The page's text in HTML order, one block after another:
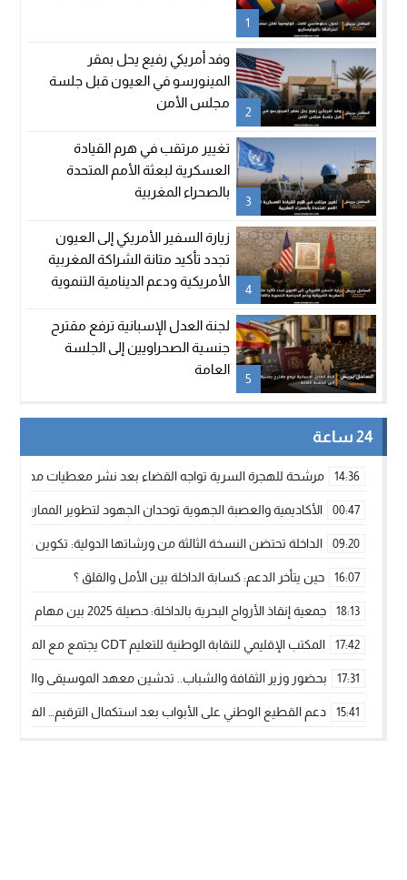
1
2
وفد أمريكي رفيع يحل بمقر
المينورسو في العيون قبل جلسة
مجلس الأمن
3
تغيير مرتقب في هرم القيادة
العسكرية لبعثة الأمم المتحدة
بالصحراء المغربية
4
زيارة السفير الأمريكي إلى العيون
تجدد تأكيد متانة الشراكة المغربية
الأمريكية ودعم الدينامية التنموية
5
لجنة العدل الإسبانية ترفع مقترح
جنسية الصحراويين إلى الجلسة
العامة
24 ساعة
14:36 مرشحة للهجرة السرية تواجه القضاء بعد نشر معطيات مضللة
00:47 الأكاديمية والعصبة الجهوية توحدان الجهود لتطوير الممارسة
09:20 الداخلة تحتضن النسخة الثالثة من ورشاتها الدولية: تكوين
16:07 حين يتأخر الدعم: كسابة الداخلة بين الأمل والقلق ؟
18:13 جمعية إنقاذ الأرواح البحرية بالداخلة: حصيلة 2025 بين مهام الإنقاذ ومشروع “دار البحار”
17:42 المكتب الإقليمي للنقابة الوطنية للتعليم CDT يجتمع مع المدير الإقليمي لمناقشة ملفات جوهرية لنساء ورجال التعليم
17:31 بحضور وزير الثقافة والشباب.. تدشين معهد الموسيقى والفنون
15:41 دعم القطيع الوطني على الأبواب بعد استكمال الترقيم…